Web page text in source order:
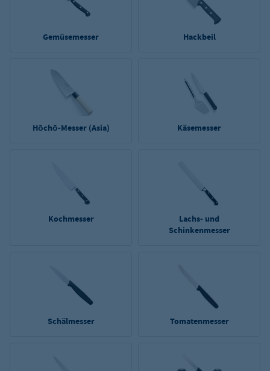
Gemüsemesser Hackbeil
Hōchō-Messer (Asia) Käsemesser
Kochmesser
Lachs- und
Schinkenmesser
Schälmesser Tomatenmesser